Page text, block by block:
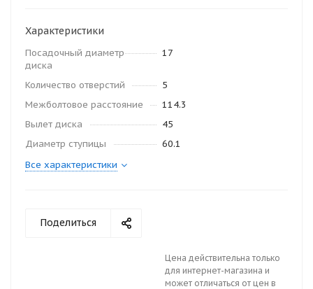
Характеристики
Посадочный диаметр
диска
17
Количество отверстий
5
Межболтовое расстояние
114.3
Вылет диска
45
Диаметр ступицы
60.1
Все характеристики
Поделиться
Цена действительна только
для интернет-магазина и
может отличаться от цен в